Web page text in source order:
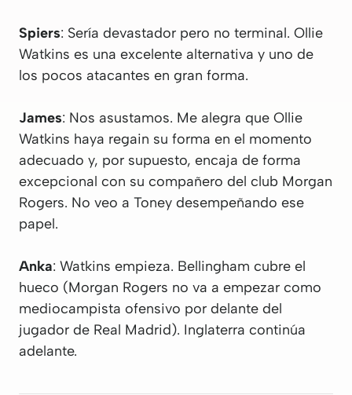
Spiers: Sería devastador pero no terminal. Ollie
Watkins es una excelente alternativa y uno de
los pocos atacantes en gran forma.
James: Nos asustamos. Me alegra que Ollie
Watkins haya regain su forma en el momento
adecuado y, por supuesto, encaja de forma
excepcional con su compañero del club Morgan
Rogers. No veo a Toney desempeñando ese
papel.
Anka: Watkins empieza. Bellingham cubre el
hueco (Morgan Rogers no va a empezar como
mediocampista ofensivo por delante del
jugador de Real Madrid). Inglaterra continúa
adelante.